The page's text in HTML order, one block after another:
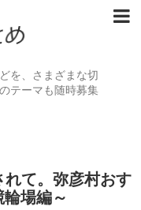
を、さまざまな切
テーマも随時募集
れて。弥彦村おす
場編～